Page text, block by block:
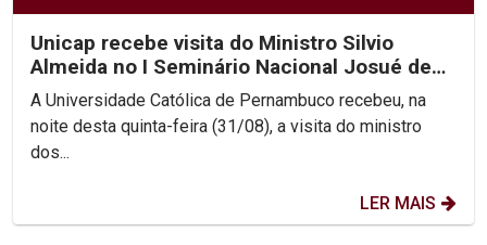
Unicap recebe visita do Ministro Silvio
Almeida no I Seminário Nacional Josué de
Castro e o...
A Universidade Católica de Pernambuco recebeu, na
noite desta quinta-feira (31/08), a visita do ministro
dos...
LER MAIS